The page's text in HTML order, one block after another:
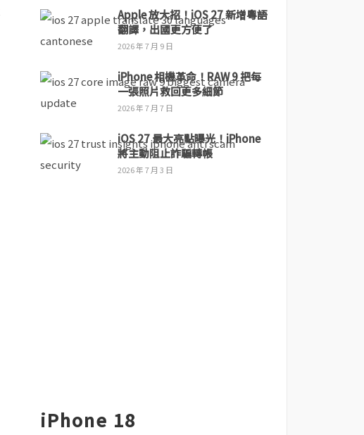
Apple 放大招！iOS 27 新增粵語
翻譯，出國更方便了
2026 年 7 月 9 日
iPhone 相機革命！RAW 9 把每
一張照片救回更多細節
2026 年 7 月 7 日
iOS 27 最大亮點曝光！iPhone
將主動阻止詐騙轉帳
2026 年 7 月 3 日
iPhone 18